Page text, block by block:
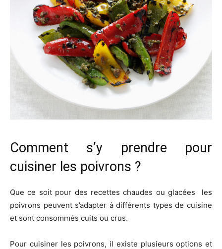
Comment s’y prendre pour
cuisiner les poivrons ?
Que ce soit pour des recettes chaudes ou glacées les
poivrons peuvent s’adapter à différents types de cuisine
et sont consommés cuits ou crus.
Pour cuisiner les poivrons, il existe plusieurs options et